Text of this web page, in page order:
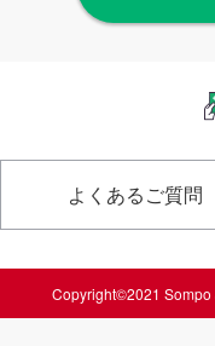
よくあるご質問
Copyright©2021 Sompo